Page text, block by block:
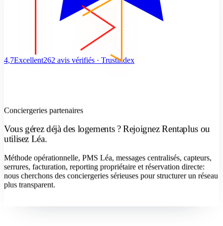
4,7Excellent262 avis vérifiés · Trustindex
Conciergeries partenaires
Vous gérez déjà des logements ? Rejoignez Rentaplus ou
utilisez Léa.
Méthode opérationnelle, PMS Léa, messages centralisés, capteurs,
serrures, facturation, reporting propriétaire et réservation directe:
nous cherchons des conciergeries sérieuses pour structurer un réseau
plus transparent.